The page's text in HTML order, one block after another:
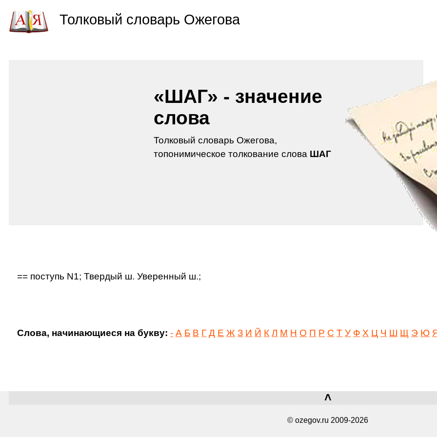
«ШАГ» - значение
слова
Толковый словарь Ожегова,
топонимическое толкование слова ШАГ
== поступь N1; Твердый ш. Уверенный ш.;
Слова, начинающиеся на букву: - А Б В Г Д Е Ж З И Й К Л М Н О П Р С Т У Ф Х Ц Ч Ш Щ Э Ю
˄
© ozegov.ru 2009-2026
Толковый словарь Ожегова